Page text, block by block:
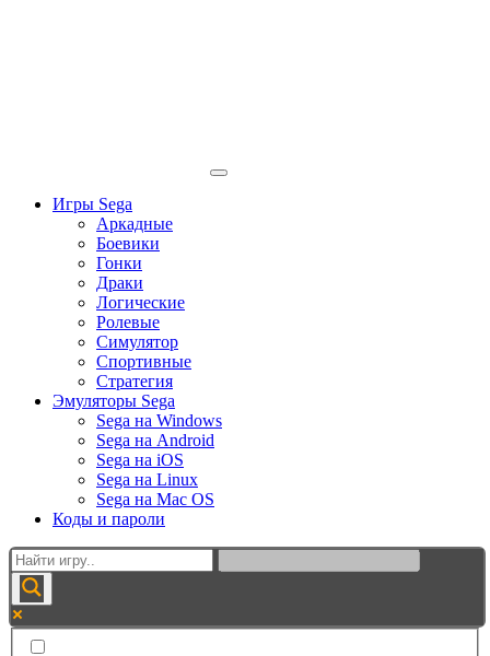
Игры Sega
Аркадные
Боевики
Гонки
Драки
Логические
Ролевые
Симулятор
Спортивные
Стратегия
Эмуляторы Sega
Sega на Windows
Sega на Android
Sega на iOS
Sega на Linux
Sega на Mac OS
Коды и пароли